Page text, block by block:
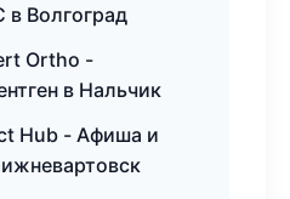
в Волгоград
Ortho -
в Нальчик
Hub - Афиша и